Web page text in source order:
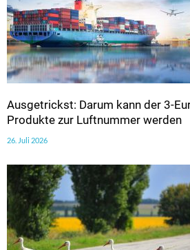
Ausgetrickst: Darum kann der 3-
Produkte zur Luftnummer werden
26. Juli 2026